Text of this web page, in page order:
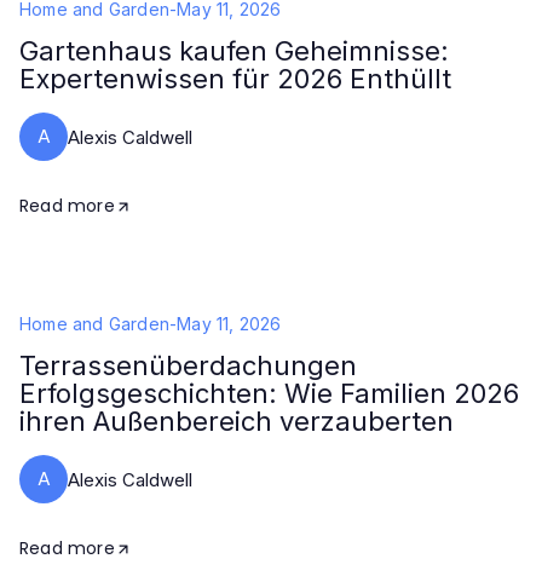
Home and Garden-May 11, 2026
Gartenhaus kaufen Geheimnisse:
Expertenwissen für 2026 Enthüllt
A Alexis Caldwell
Read more
Home and Garden-May 11, 2026
Terrassenüberdachungen
Erfolgsgeschichten: Wie Familien 2026
ihren Außenbereich verzauberten
A Alexis Caldwell
Read more